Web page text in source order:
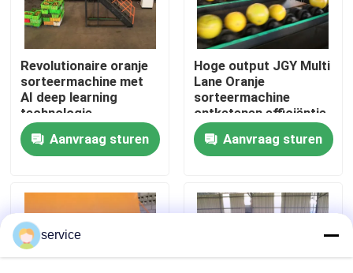
Ongeveer ons
Fabrieksreis
Kwaliteitscontrole
Nieuws
Revolutionaire oranje
sorteermachine met
AI deep learning
technologie
Aanvraag sturen
Hoge output JGY Multi
Lane Oranje
sorteermachine
ontketenen efficiëntie
Aanvraag sturen
service